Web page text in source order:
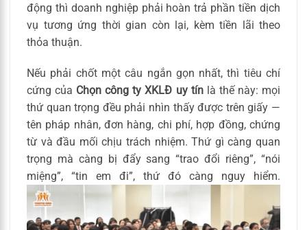
động thì doanh nghiệp phải hoàn trả phần tiền dịch
vụ tương ứng thời gian còn lại, kèm tiền lãi theo
thỏa thuận.
Nếu phải chốt một câu ngắn gọn nhất, thì tiêu chí
cứng của Chọn công ty XKLĐ uy tínlà thế này: mọi
thứ quan trọng đều phải nhìn thấy được trên giấy —
tên pháp nhân, đơn hàng, chi phí, hợp đồng, chứng
từ và đầu mối chịu trách nhiệm. Thứ gì càng quan
trọng mà càng bị đẩy sang “trao đổi riêng”, “nói
miệng”, “tin em đi”, thứ đó càng nguy hiểm.